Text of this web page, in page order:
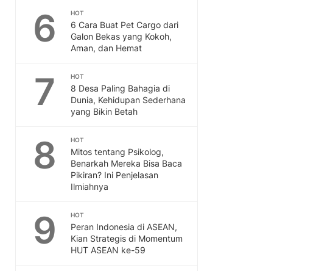
6 HOT
6 Cara Buat Pet Cargo dari
Galon Bekas yang Kokoh,
Aman, dan Hemat
7 HOT
8 Desa Paling Bahagia di
Dunia, Kehidupan Sederhana
yang Bikin Betah
8 HOT
Mitos tentang Psikolog,
Benarkah Mereka Bisa Baca
Pikiran? Ini Penjelasan
Ilmiahnya
9 HOT
Peran Indonesia di ASEAN,
Kian Strategis di Momentum
HUT ASEAN ke-59